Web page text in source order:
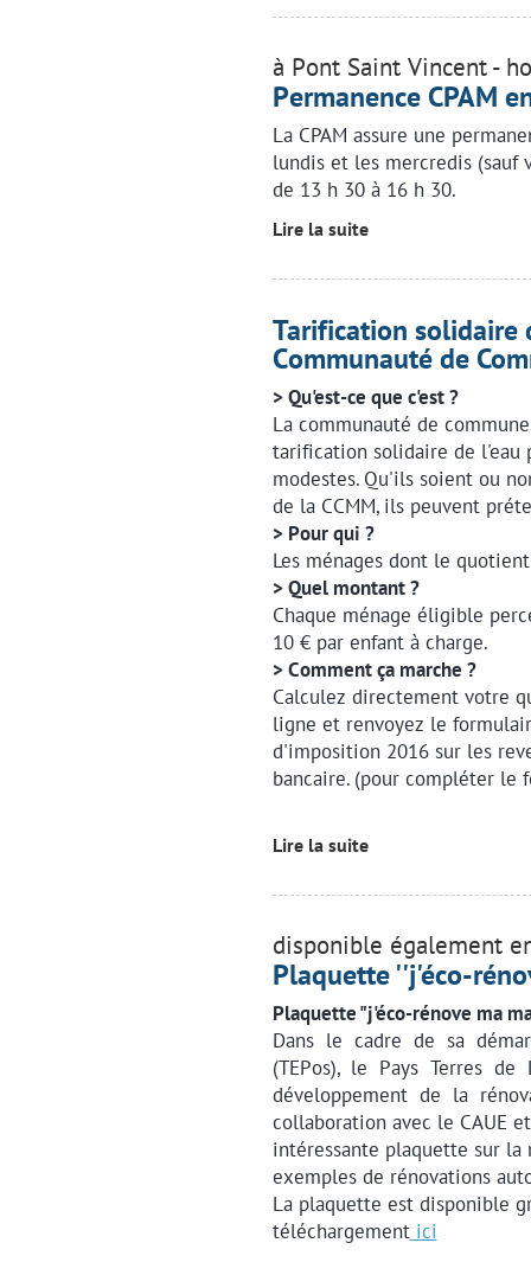
à Pont Saint Vincent -
Permanence CPAM
La CPAM assure une
lundis et les mercredis (sauf
de 13 h 30 à 16 h 30.
Lire la suite
Tarification solidaire
Communauté de
> Qu'est-ce que c'est ?
La communauté de
tarification solidaire de l'eau
modestes. Qu'ils soient ou
de la CCMM, ils peuvent
> Pour qui ?
Les ménages dont le
> Quel montant ?
Chaque ménage éligible
10 € par enfant à charge.
> Comment ça marche ?
Calculez directement votre
ligne et renvoyez le
d'imposition 2016 sur les
bancaire. (pour compléter le
Lire la suite
disponible également
Plaquette ''j'éco-
Plaquette "j'éco-rénove ma
Dans le cadre de sa
(TEPos), le Pays Terres
développement de la
collaboration avec le CAUE
intéressante plaquette sur la
exemples de rénovations
La plaquette est disponible
téléchargementici